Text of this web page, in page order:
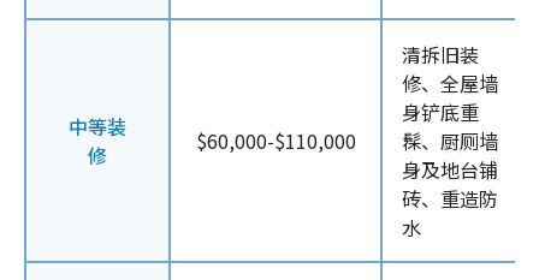
中等装
修
$60,000-$110,000
清拆旧装
修、全屋墙
身铲底重
髹、厨厕墙
身及地台铺
砖、重造防
水